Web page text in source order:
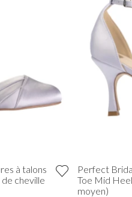
à talons
cheville
Perfect
Toe Mid
moyen)